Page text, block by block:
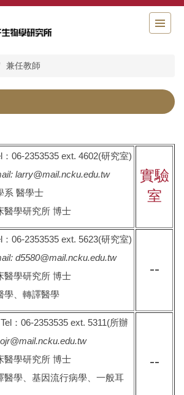
兼任教師
：06-2353535 ext. 4602(研究室)
larry@mail.ncku.edu.tw
系 醫學士
醫學研究所 博士
實驗
室
：06-2353535 ext. 5623(研究室)
d5580@mail.ncku.edu.tw
醫學研究所 博士
學、轉譯醫學
--
：06-2353535 ext. 5311(所辦
醫學研究所 博士
醫學、基因流行病學、一般耳
--